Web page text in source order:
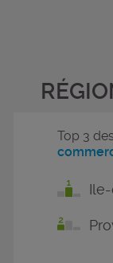
Top 3 des